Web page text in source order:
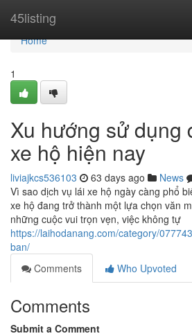
45listing
Home
Home
1
Xu hướng sử dụng
xe hộ hiện nay
liviajkcs536103 63 days ago News
Vì sao dịch vụ lái xe hộ ngày càng phổ
xe hộ đang trở thành một lựa chọn văn
những cuộc vui trọn vẹn, việc không tự
https://laihodanang.com/category/
ban/
Comments
Who Upvoted
Comments
Submit a Comment